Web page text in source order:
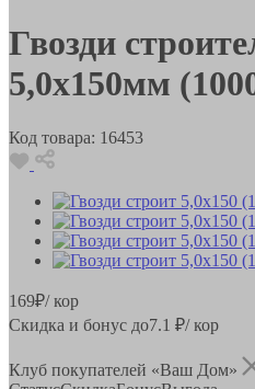
Гвозди
5,0х150мм
Код товара: 16453
169₽/ кор
Скидка и бонус до7.1 ₽/ кор
Клуб покупателей «Ваш Дом»